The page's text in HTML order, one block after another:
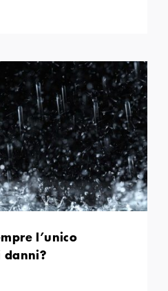
l’unico
danni?